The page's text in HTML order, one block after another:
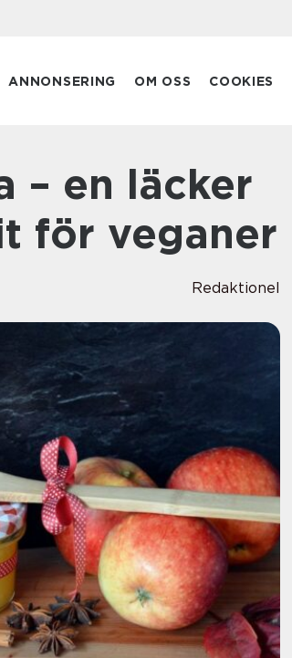
ANNONSERING OM OSS COOKIES
för veganer
Redaktionel